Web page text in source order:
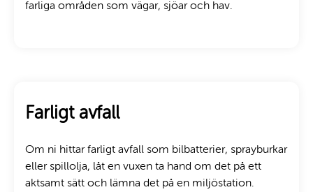
farliga områden som vägar, sjöar och hav.
Farligt avfall
Om ni hittar farligt avfall som bilbatterier, sprayburkar
eller spillolja, låt en vuxen ta hand om det på ett
aktsamt sätt och lämna det på en miljöstation.